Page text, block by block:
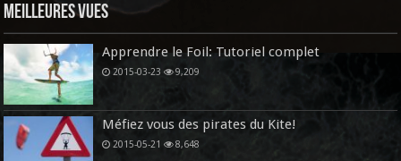
Meilleures vues
Apprendre le Foil: Tutoriel complet
2015-03-23 9,209
Méfiez vous des pirates du Kite!
2015-05-21 8,648